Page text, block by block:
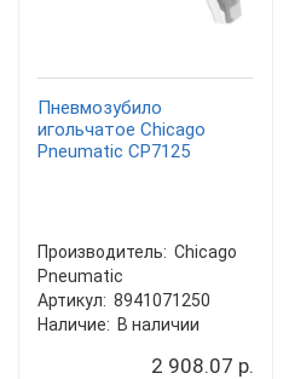
Пневмозубило
игольчатое Chicago
Pneumatic CP7125
Производитель: Chicago
Pneumatic
Артикул: 8941071250
Наличие: В наличии
2 908.07 р.